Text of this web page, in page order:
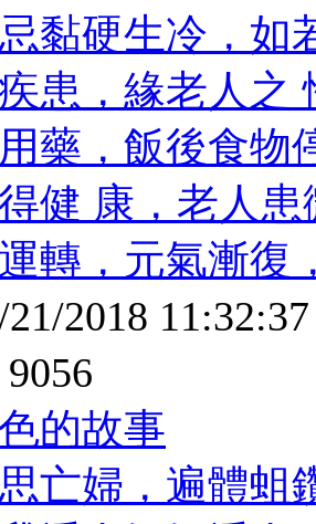
黏硬生冷，如
患，緣老人之
藥，飯後食物
健 康，老人
轉，元氣漸復
21/2018 11:32:37
9056
的故事
亡婦，遍體蛆